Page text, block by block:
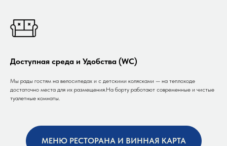
Доступная среда и Удобства (WC)
Мы рады гостям на велосипедах и с детскими колясками — на теплоходе
достаточно места для их размещения.На борту работают современные и чистые
туалетные комнаты.
МЕНЮ РЕСТОРАНА И ВИННАЯ КАРТА